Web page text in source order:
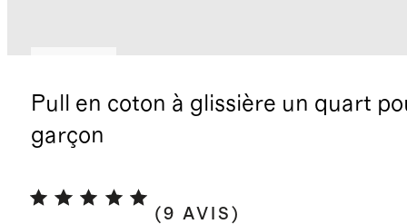
Pull en coton à glissière un quart
garçon
(9 AVIS )